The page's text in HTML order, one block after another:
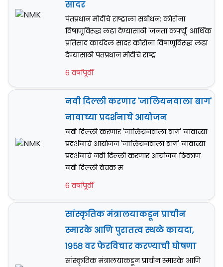
सादर
पंतप्रधान मोदींचे राष्ट्राला संबोधन: कोरोना
विषाणूविरूद्ध लढा देण्यासाठी 'जनता कर्फ्यू' आर्थिक
प्रतिसाद कार्यदल सादर कोरोना विषाणूविरूद्ध लढा
देण्यासाठी पंतप्रधान मोदींचे राष्ट्र
6 वर्षापूर्वी
नवी दिल्ली करणार 'जालियनवाला बाग'
नावाच्या प्रदर्शनाचे आयोजन
नवी दिल्ली करणार 'जालियनवाला बाग' नावाच्या
प्रदर्शनाचे आयोजन 'जालियनवाला बाग' नावाच्या
प्रदर्शनाचे नवी दिल्ली करणार आयोजन ठिकाण
नवी दिल्ली वेचक म
6 वर्षापूर्वी
सांस्कृतिक मंत्रालयाकडून प्राचीन
स्मारके आणि पुरातत्व स्थळे कायदा,
१९५८ वर फेरविचार करण्याची घोषणा
सांस्कृतिक मंत्रालयाकडून प्राचीन स्मारके आणि